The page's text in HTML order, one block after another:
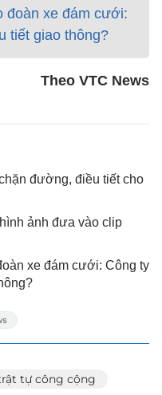
đoàn xe đám cưới:
tiết giao thông?
Theo VTC News
đường, điều tiết cho
ảnh đưa vào clip
xe đám cưới: Công ty
tự công cộng